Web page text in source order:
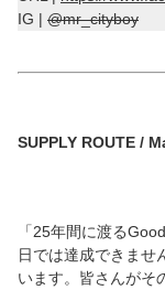
IG | @mr_cityboy
SUPPLY ROUTE /
「25年間に渡る
日では達成できませ
います。皆さんがそ